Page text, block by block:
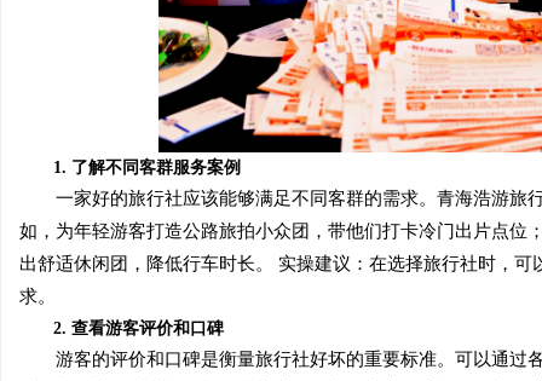
1. 了解不同客群服务案例
一家好的旅行社应该能够满足不同客群的需求。青海浩游旅
如，为年轻游客打造公路旅拍小众团，带他们打卡冷门出片点
出舒适休闲团，降低行车时长。 实操建议：在选择旅行社时，
求。
2. 查看游客评价和口碑
游客的评价和口碑是衡量旅行社好坏的重要标准。可以通过